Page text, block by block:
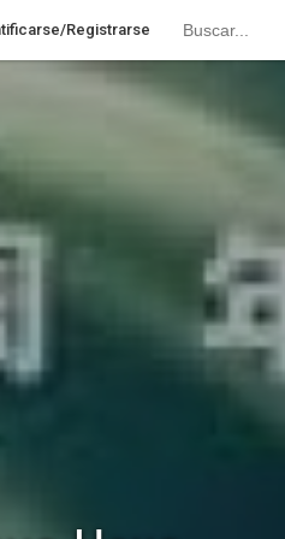
Registrarse